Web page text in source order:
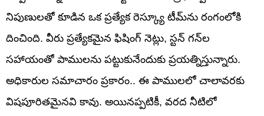
నిపుణులతో కూడిన ఒక ప్రత్యేక రెస్క్యూ టీమ్‌ను రంగంలోకి
దించింది. వీరు ప్రత్యేకమైన ఫిషింగ్ నెట్లు, స్టన్ గన్‌ల
సహాయంతో పాములను పట్టుకునేందుకు ప్రయత్నిస్తున్నారు.
అధికారుల సమాచారం ప్రకారం.. ఈ పాములలో చాలావరకు
విషపూరితమైనవి కావు. అయినప్పటికీ, వరద నీటిలో